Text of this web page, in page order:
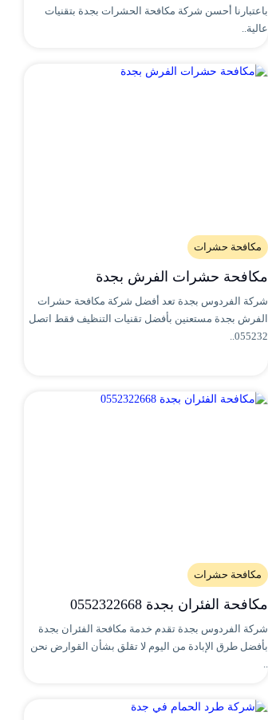
باعتبارنا أحسن شركة مكافحة الحشرات بجدة بتقنيات
عالية..
مكافحة حشرات
مكافحة حشرات الفرش بجدة
شركة الفردوس بجدة تعد أفضل شركة مكافحة حشرات
الفرش بجدة مستعنين بأفضل تقنيات التنظيف فقط اتصل
055232..
مكافحة حشرات
مكافحة الفئران بجدة 0552322668
شركة الفردوس بجدة تقدم خدمة مكافحة الفئران بجدة
بأفضل طرق الإبادة من اليوم لا تقلق بشأن القوارض نحن